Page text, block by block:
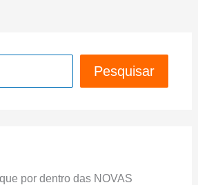
Pesquisar
por dentro das NOVAS